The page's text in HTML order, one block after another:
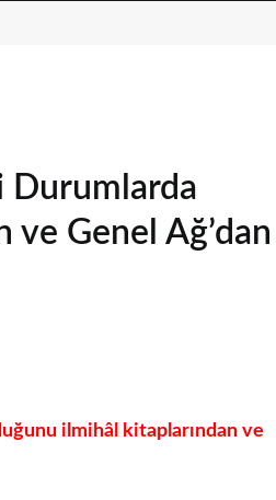
Durumlarda
Genel Ağ’dan
ilmihâl kitaplarından ve